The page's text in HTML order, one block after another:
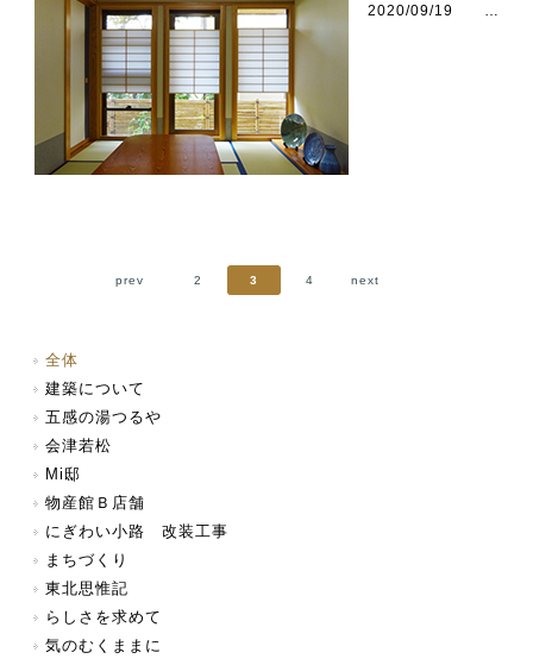
2020/09/19
prev 2 3 4 next
全体
建築について
五感の湯つるや
会津若松
Mi邸
物産館Ｂ店舗
にぎわい小路 改装工事
まちづくり
東北思惟記
らしさを求めて
気のむくままに